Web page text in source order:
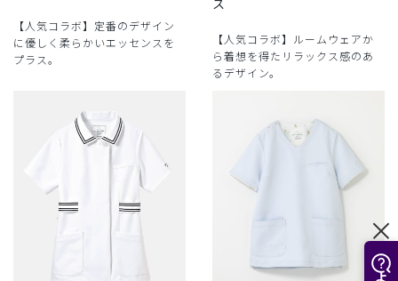
【人気コラボ】定番のデザイン
に優しく柔らかいエッセンスを
プラス。
【人気コラボ】ルームウェアか
ら着想を得たリラックス感のあ
るデザイン。